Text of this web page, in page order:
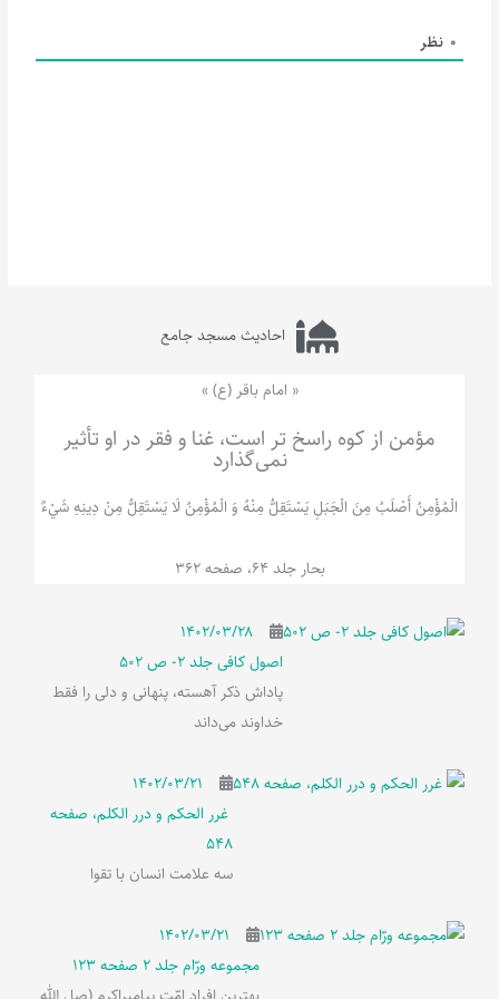
0 نظر
احادیث مسجد جامع
« امام باقر (ع) »
مؤمن از کوه راسخ تر است، غنا و فقر در او تأثیر
نمی‌گذارد
الْمُؤْمِنُ‌ أَصْلَبُ‌ مِنَ‌ الْجَبَلِ‌ یَسْتَقِلُّ مِنْهُ وَ الْمُؤْمِنُ لَا يَسْتَقِلُّ مِنْ دِينِهِ شَيْ‌ءٌ
بحار جلد 64، صفحه 362
۱۴۰۲/۰۳/۲۸
اصول کافی جلد 2- ص 502
پاداش ذکر آهسته، پنهانی و دلی را فقط
خداوند می‌داند
۱۴۰۲/۰۳/۲۱
غرر الحکم و درر الکلم، صفحه
548
سه علامت انسان با تقوا
۱۴۰۲/۰۳/۲۱
مجموعه ورّام جلد 2 صفحه 123